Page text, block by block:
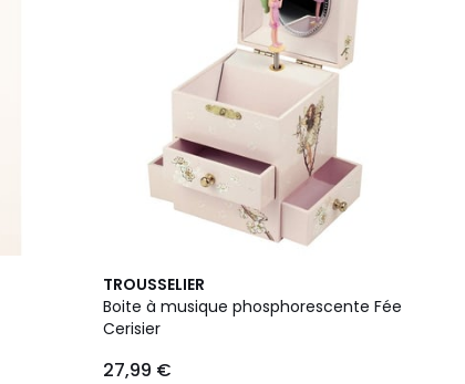
TROUSSELIER
Boite à musique phosphorescente Fée
Cerisier
27,99 €